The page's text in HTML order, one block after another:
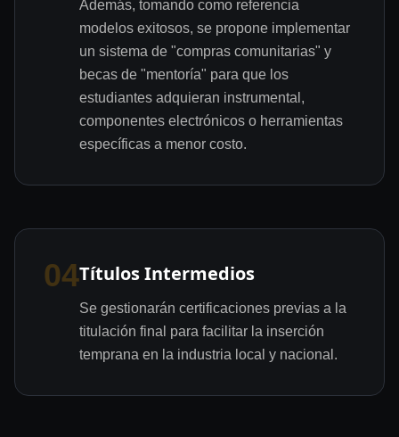
Además, tomando como referencia
modelos exitosos, se propone implementar
un sistema de "compras comunitarias" y
becas de "mentoría" para que los
estudiantes adquieran instrumental,
componentes electrónicos o herramientas
específicas a menor costo.
04Títulos Intermedios
Se gestionarán certificaciones previas a la
titulación final para facilitar la inserción
temprana en la industria local y nacional.